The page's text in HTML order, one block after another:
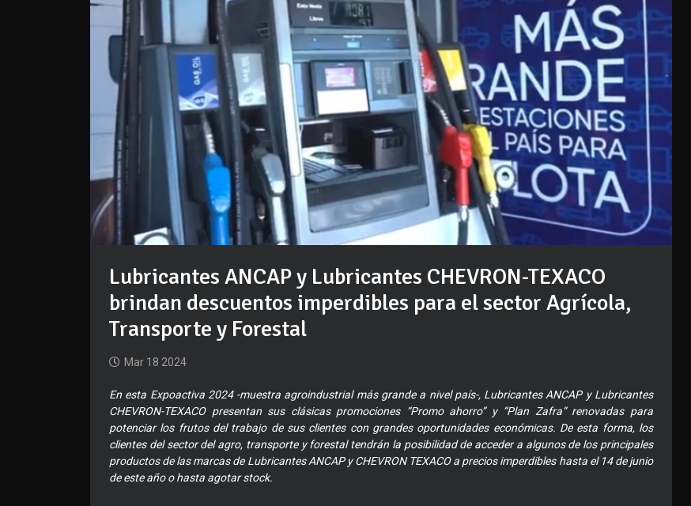
Lubricantes ANCAP y Lubricantes CHEVRON-TEXACO
brindan descuentos imperdibles para el sector Agrícola,
Transporte y Forestal
Mar 18 2024
En esta Expoactiva 2024 -muestra agroindustrial más grande a nivel país-, Lubricantes ANCAP y Lubricantes
CHEVRON-TEXACO presentan sus clásicas promociones “Promo ahorro” y “Plan Zafra” renovadas para
potenciar los frutos del trabajo de sus clientes con grandes oportunidades económicas. De esta forma, los
clientes del sector del agro, transporte y forestal tendrán la posibilidad de acceder a algunos de los principales
productos de las marcas de Lubricantes ANCAP y CHEVRON TEXACO a precios imperdibles hasta el 14 de junio
de este año o hasta agotar stock.